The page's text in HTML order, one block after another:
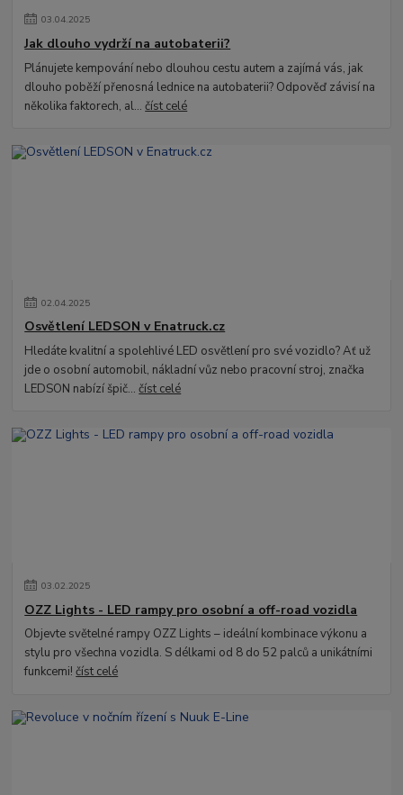
03.04.2025
Jak dlouho vydrží na autobaterii?
Plánujete kempování nebo dlouhou cestu autem a zajímá vás, jak
dlouho poběží přenosná lednice na autobaterii? Odpověď závisí na
několika faktorech, al...číst celé
02.04.2025
Osvětlení LEDSON v Enatruck.cz
Hledáte kvalitní a spolehlivé LED osvětlení pro své vozidlo? Ať už
jde o osobní automobil, nákladní vůz nebo pracovní stroj, značka
LEDSON nabízí špič...číst celé
03.02.2025
OZZ Lights - LED rampy pro osobní a off-road vozidla
Objevte světelné rampy OZZ Lights – ideální kombinace výkonu a
stylu pro všechna vozidla. S délkami od 8 do 52 palců a unikátními
funkcemi!číst celé